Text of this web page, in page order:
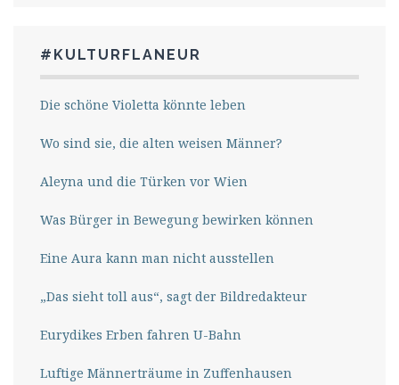
#KULTURFLANEUR
Die schöne Violetta könnte leben
Wo sind sie, die alten weisen Männer?
Aleyna und die Türken vor Wien
Was Bürger in Bewegung bewirken können
Eine Aura kann man nicht ausstellen
„Das sieht toll aus“, sagt der Bildredakteur
Eurydikes Erben fahren U-Bahn
Luftige Männerträume in Zuffenhausen